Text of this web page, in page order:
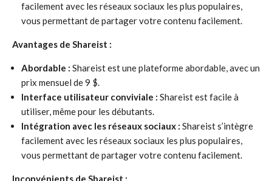
facilement avec les réseaux sociaux les plus populaires,
vous permettant de partager votre contenu facilement.
Avantages de Shareist :
Abordable : Shareist est une plateforme abordable, avec un
prix mensuel de 9 $.
Interface utilisateur conviviale : Shareist est facile à
utiliser, même pour les débutants.
Intégration avec les réseaux sociaux : Shareist s’intègre
facilement avec les réseaux sociaux les plus populaires,
vous permettant de partager votre contenu facilement.
Inconvénients de Shareist :